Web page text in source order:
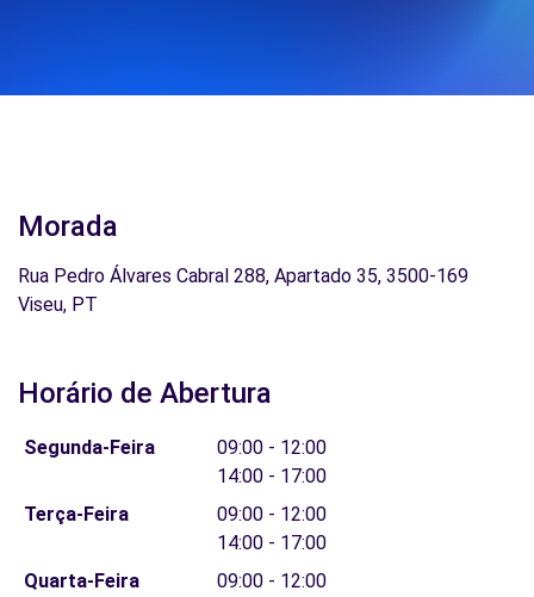
Morada
Rua Pedro Álvares Cabral 288, Apartado 35, 3500-169
Viseu, PT
Horário de Abertura
Segunda-Feira
09:00 - 12:00
14:00 - 17:00
Terça-Feira
09:00 - 12:00
14:00 - 17:00
Quarta-Feira
09:00 - 12:00